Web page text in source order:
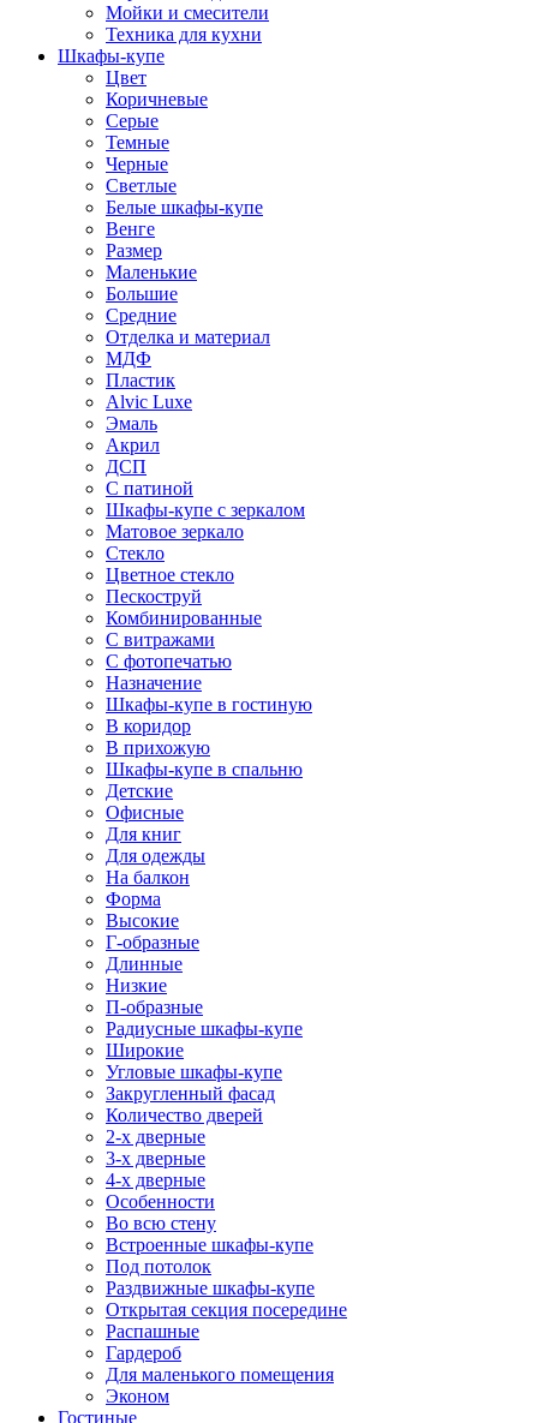
Мойки и смесители
Техника для кухни
Шкафы-купе
Цвет
Коричневые
Серые
Темные
Черные
Светлые
Белые шкафы-купе
Венге
Размер
Маленькие
Большие
Средние
Отделка и материал
МДФ
Пластик
Alvic Luxe
Эмаль
Акрил
ДСП
С патиной
Шкафы-купе с зеркалом
Матовое зеркало
Стекло
Цветное стекло
Пескоструй
Комбинированные
С витражами
С фотопечатью
Назначение
Шкафы-купе в гостиную
В коридор
В прихожую
Шкафы-купе в спальню
Детские
Офисные
Для книг
Для одежды
На балкон
Форма
Высокие
Г-образные
Длинные
Низкие
П-образные
Радиусные шкафы-купе
Широкие
Угловые шкафы-купе
Закругленный фасад
Количество дверей
2-х дверные
3-х дверные
4-х дверные
Особенности
Во всю стену
Встроенные шкафы-купе
Под потолок
Раздвижные шкафы-купе
Открытая секция посередине
Распашные
Гардероб
Для маленького помещения
Эконом
Гостиные